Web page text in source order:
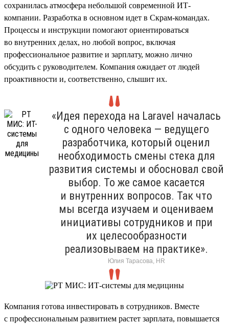
сохранилась атмосфера небольшой современной ИТ-
компании. Разработка в основном идет в Скрам-командах.
Процессы и инструкции помогают ориентироваться
во внутренних делах, но любой вопрос, включая
профессиональное развитие и зарплату, можно лично
обсудить с руководителем. Компания ожидает от людей
проактивности и, соответственно, слышит их.
«Идея перехода на Laravel началась
с одного человека — ведущего
разработчика, который оценил
необходимость смены стека для
развития системы и обосновал свой
выбор. То же самое касается
и внутренних вопросов. Так что
мы всегда изучаем и оцениваем
инициативы сотрудников и при
их целесообразности
реализовываем на практике».
Юлия Тарасова, HR
Компания готова инвестировать в сотрудников. Вместе
с профессиональным развитием растет зарплата, повышается